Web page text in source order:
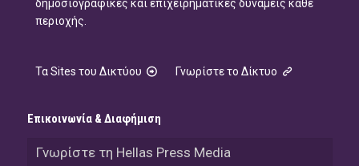
δημοσιογραφικές και επιχειρηματικές δυνάμεις κάθε
περιοχής.
Τα Sites του Δικτύου Γνωρίστε το Δίκτυο
Επικοινωνία & Διαφήμιση
Γνωρίστε τη Hellas Press Media